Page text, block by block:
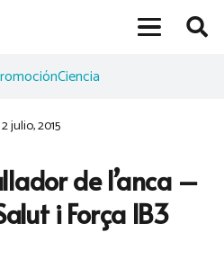
Ciencia
2 julio, 2015
de l’anca –
i Força IB3